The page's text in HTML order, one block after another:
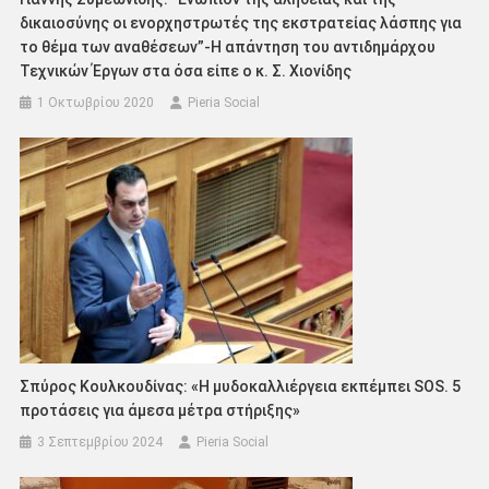
δικαιοσύνης οι ενορχηστρωτές της εκστρατείας λάσπης για
το θέμα των αναθέσεων”-Η απάντηση του αντιδημάρχου
Τεχνικών Έργων στα όσα είπε ο κ. Σ. Χιονίδης
1 Οκτωβρίου 2020 Pieria Social
Σπύρος Κουλκουδίνας: «Η μυδοκαλλιέργεια εκπέμπει SOS. 5
προτάσεις για άμεσα μέτρα στήριξης»
3 Σεπτεμβρίου 2024 Pieria Social